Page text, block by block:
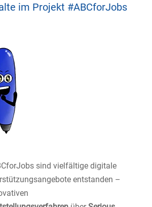
im Projekt #ABCforJobs
sind vielfältige digitale
entstanden –